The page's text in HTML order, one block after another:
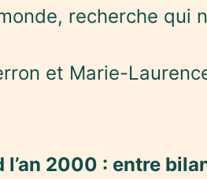
recherche qui
et Marie-
2000 : entre